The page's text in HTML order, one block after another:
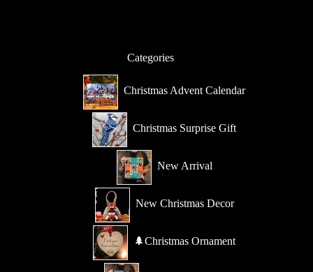
Categories
Christmas Advent Calendar
Christmas Surprise Gift
New Arrival
New Christmas Decor
🌲Christmas Ornament